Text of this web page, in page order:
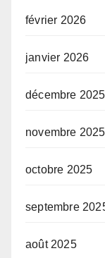
février 2026
janvier 2026
décembre 2025
novembre 2025
octobre 2025
septembre
août 2025